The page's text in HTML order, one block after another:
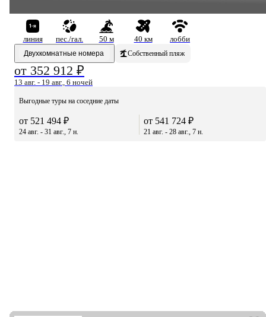
линия пес./гал. 50 м 40 км
лобби
Двухкомнатные номера
Собственный пляж
от 352 912 ₽
13 авг. - 19 авг., 6 ночей
Выгодные туры на соседние даты
от 521 494 ₽
24 авг. - 31 авг., 7 н.
от 541 724 ₽
21 авг. - 28 авг., 7 н.